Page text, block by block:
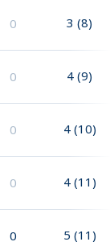
0 3 (8)
0 4 (9)
0 4 (10)
0 4 (11)
0 5 (11)